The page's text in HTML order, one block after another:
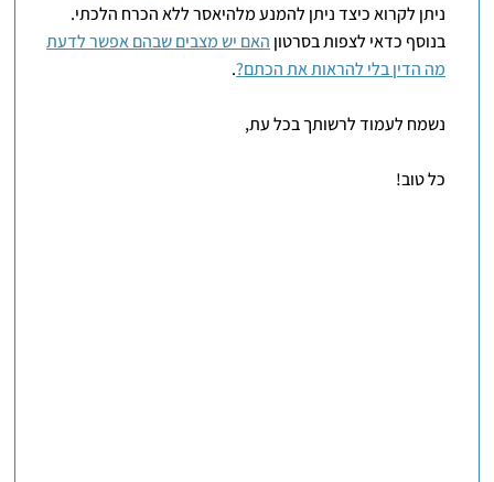
ניתן לקרוא כיצד ניתן להמנע מלהיאסר ללא הכרח הלכתי.
בנוסף כדאי לצפות בסרטון האם יש מצבים שבהם אפשר לדעת
מה הדין בלי להראות את הכתם?.
נשמח לעמוד לרשותך בכל עת,
כל טוב!